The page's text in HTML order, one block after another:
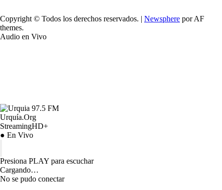
Copyright © Todos los derechos reservados. | Newsphere por AF
themes.
Audio en Vivo
Urquía.Org
StreamingHD+
● En Vivo
Presiona PLAY para escuchar
Cargando…
No se pudo conectar